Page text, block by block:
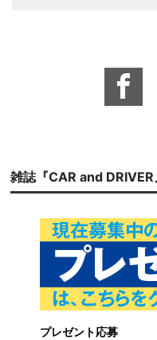
雑誌『CAR and
プレゼント応募